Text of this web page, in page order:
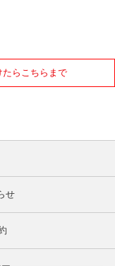
らこちらまで
9月
せ